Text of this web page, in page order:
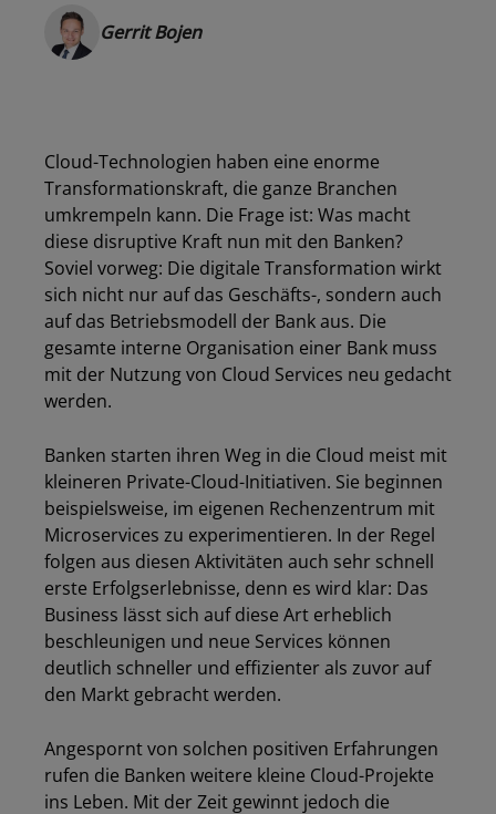
Gerrit Bojen
Cloud-Technologien haben eine enorme
Transformationskraft, die ganze Branchen
umkrempeln kann. Die Frage ist: Was macht
diese disruptive Kraft nun mit den Banken?
Soviel vorweg: Die digitale Transformation wirkt
sich nicht nur auf das Geschäfts-, sondern auch
auf das Betriebsmodell der Bank aus. Die
gesamte interne Organisation einer Bank muss
mit der Nutzung von Cloud Services neu gedacht
werden.
Banken starten ihren Weg in die Cloud meist mit
kleineren Private-Cloud-Initiativen. Sie beginnen
beispielsweise, im eigenen Rechenzentrum mit
Microservices zu experimentieren. In der Regel
folgen aus diesen Aktivitäten auch sehr schnell
erste Erfolgserlebnisse, denn es wird klar: Das
Business lässt sich auf diese Art erheblich
beschleunigen und neue Services können
deutlich schneller und effizienter als zuvor auf
den Markt gebracht werden.
Angespornt von solchen positiven Erfahrungen
rufen die Banken weitere kleine Cloud-Projekte
ins Leben. Mit der Zeit gewinnt jedoch die